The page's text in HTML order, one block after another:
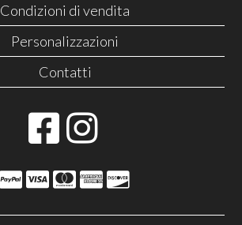
Condizioni di vendita
Personalizzazioni
Contatti